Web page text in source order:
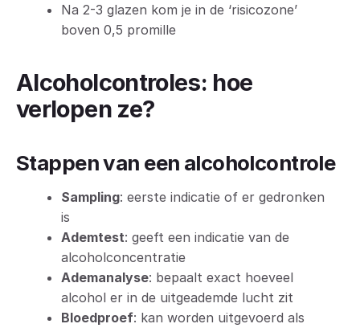
Na 2-3 glazen kom je in de ‘risicozone’
boven 0,5 promille
Alcoholcontroles: hoe
verlopen ze?
Stappen van een alcoholcontrole
Sampling: eerste indicatie of er gedronken
is
Ademtest: geeft een indicatie van de
alcoholconcentratie
Ademanalyse: bepaalt exact hoeveel
alcohol er in de uitgeademde lucht zit
Bloedproef: kan worden uitgevoerd als